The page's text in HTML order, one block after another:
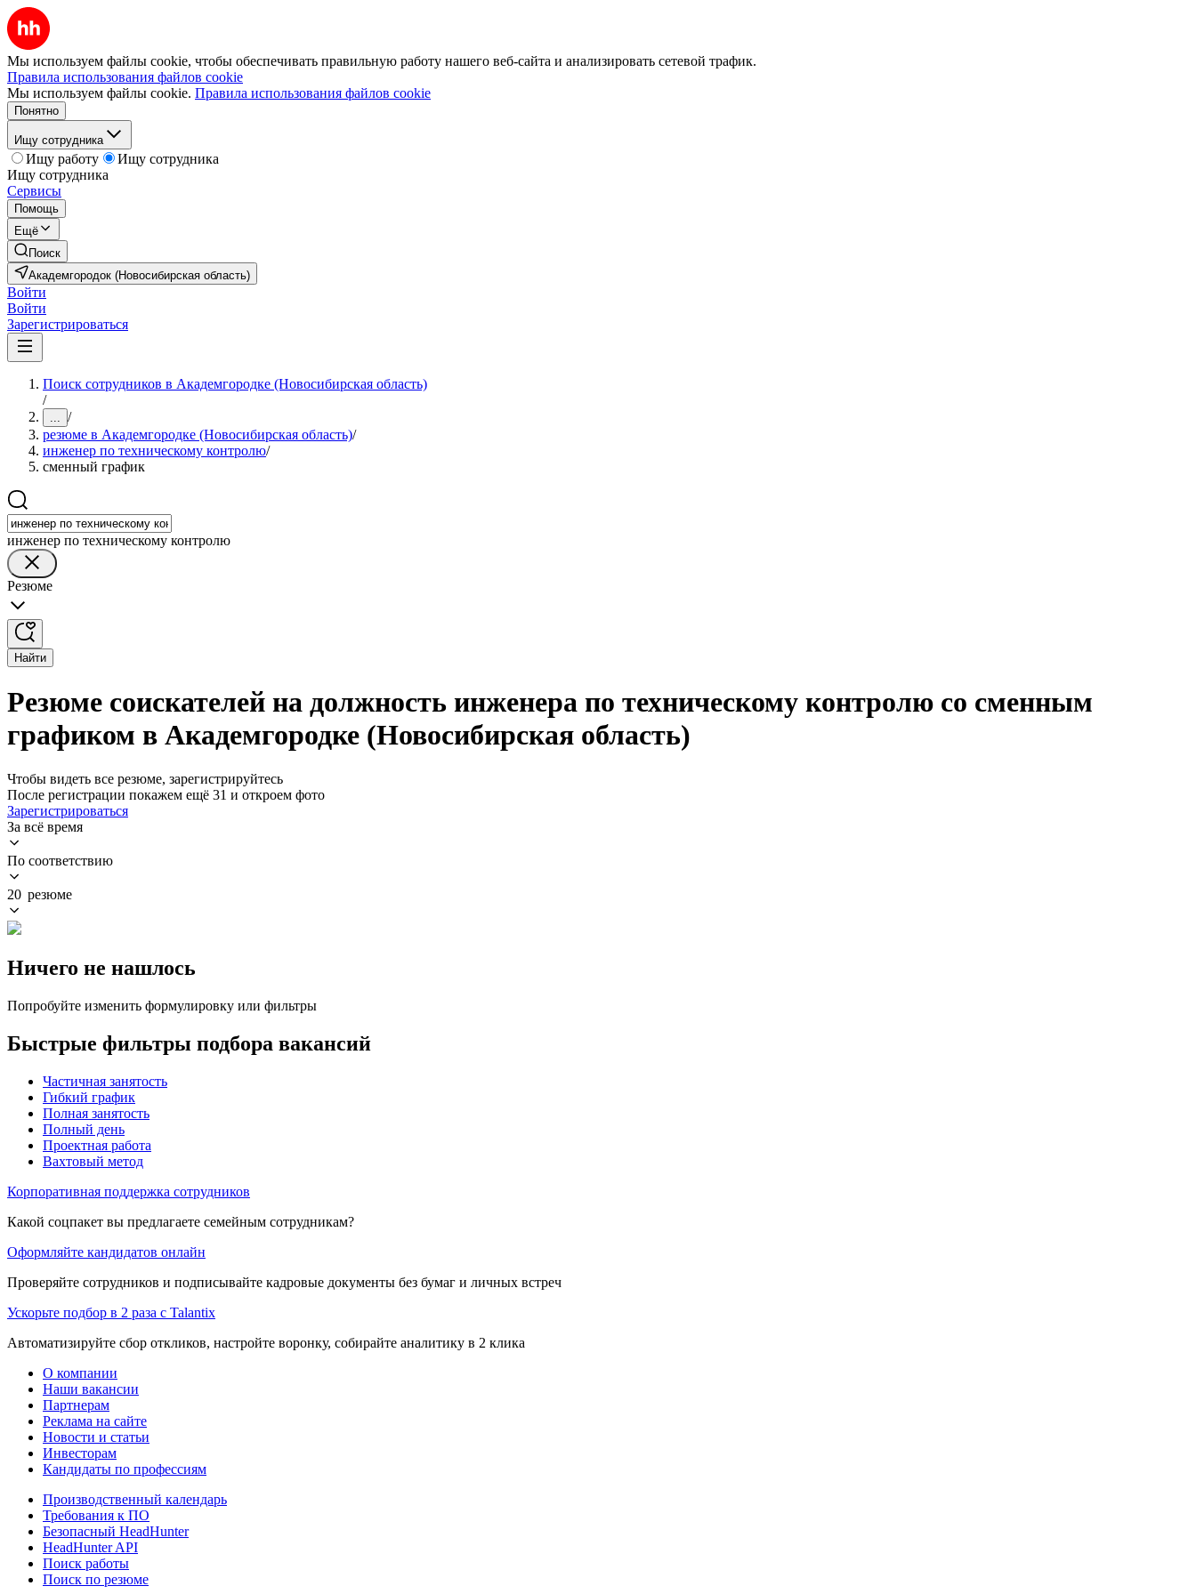
Мы используем файлы cookie, чтобы обеспечивать правильную работу нашего веб-сайта и анализировать сетевой трафик.
Правила использования файлов cookie
Мы используем файлы cookie. Правила использования файлов cookie
Понятно
Ищу сотрудника
Ищу работу
Ищу сотрудника
Ищу сотрудника
Сервисы
Помощь
Ещё
Поиск
Академгородок (Новосибирская область)
Войти
Войти
Зарегистрироваться
Поиск сотрудников в Академгородке (Новосибирская область)
/
... /
резюме в Академгородке (Новосибирская область)/
инженер по техническому контролю/
сменный график
инженер по техническому контролю
Резюме
Найти
Резюме соискателей на должность инженера по техническому контролю со сменным
графиком в Академгородке (Новосибирская область)
Чтобы видеть все резюме, зарегистрируйтесь
После регистрации покажем ещё 31 и откроем фото
Зарегистрироваться
За всё время
По соответствию
20 резюме
Ничего не нашлось
Попробуйте изменить формулировку или фильтры
Быстрые фильтры подбора вакансий
Частичная занятость
Гибкий график
Полная занятость
Полный день
Проектная работа
Вахтовый метод
Корпоративная поддержка сотрудников
Какой соцпакет вы предлагаете семейным сотрудникам?
Оформляйте кандидатов онлайн
Проверяйте сотрудников и подписывайте кадровые документы без бумаг и личных встреч
Ускорьте подбор в 2 раза с Talantix
Автоматизируйте сбор откликов, настройте воронку, собирайте аналитику в 2 клика
О компании
Наши вакансии
Партнерам
Реклама на сайте
Новости и статьи
Инвесторам
Кандидаты по профессиям
Производственный календарь
Требования к ПО
Безопасный HeadHunter
HeadHunter API
Поиск работы
Поиск по резюме